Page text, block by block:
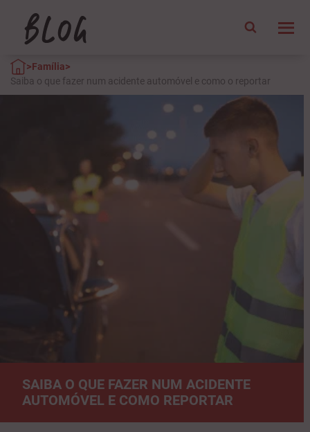
>Família>
Saiba o que fazer num acidente automóvel e como o reportar
SAIBA O QUE FAZER NUM ACIDENTE
AUTOMÓVEL E COMO REPORTAR